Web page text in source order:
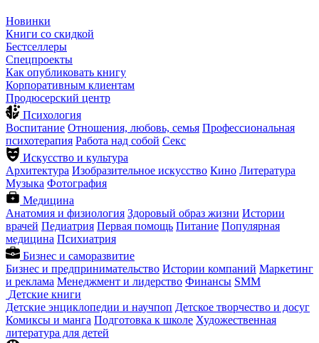
Новинки
Книги со скидкой
Бестселлеры
Спецпроекты
Как опубликовать книгу
Корпоративным клиентам
Продюсерский центр
Психология
Воспитание Отношения, любовь, семья Профессиональная
психотерапия Работа над собой Секс
Искусство и культура
Архитектура Изобразительное искусство Кино Литература
Музыка Фотография
Медицина
Анатомия и физиология Здоровый образ жизни Истории
врачей Педиатрия Первая помощь Питание Популярная
медицина Психиатрия
Бизнес и саморазвитие
Бизнес и предпринимательство Истории компаний Маркетинг
и реклама Менеджмент и лидерство Финансы SMM
Детские книги
Детские энциклопедии и научпоп Детское творчество и досуг
Комиксы и манга Подготовка к школе Художественная
литература для детей